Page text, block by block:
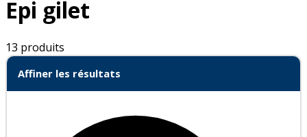
Epi gilet
13 produits
Affiner les résultats